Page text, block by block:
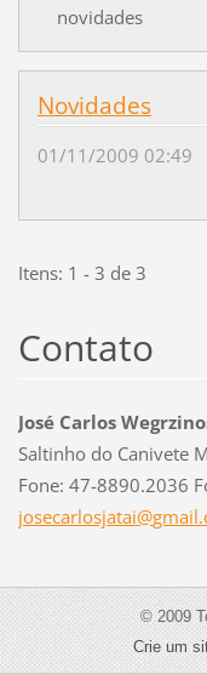
novidades
Novidades
01/11/2009 02:49
Itens: 1 - 3 de 3
Contato
José Carlos
Saltinho do Canivete
Fone: 47-8890.2036
josecarlosjatai@
© 2009
Crie um